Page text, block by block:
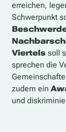
erreichen,
Schwerpunkt
Viertels soll
sprechen die
zudem ein
und